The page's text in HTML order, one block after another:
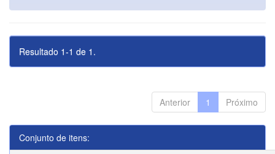
Resultado 1-1 de 1.
Anterior 1 Próximo
Conjunto de itens: